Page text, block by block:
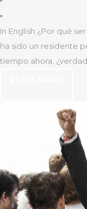
In English ¿Por qué
ha sido un residente
tiempo ahora,